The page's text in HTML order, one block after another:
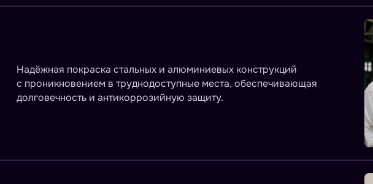
Надёжная покраска стальных и алюминиевых конструкций
с проникновением в труднодоступные места, обеспечивающая
долговечность и антикоррозийную защиту.